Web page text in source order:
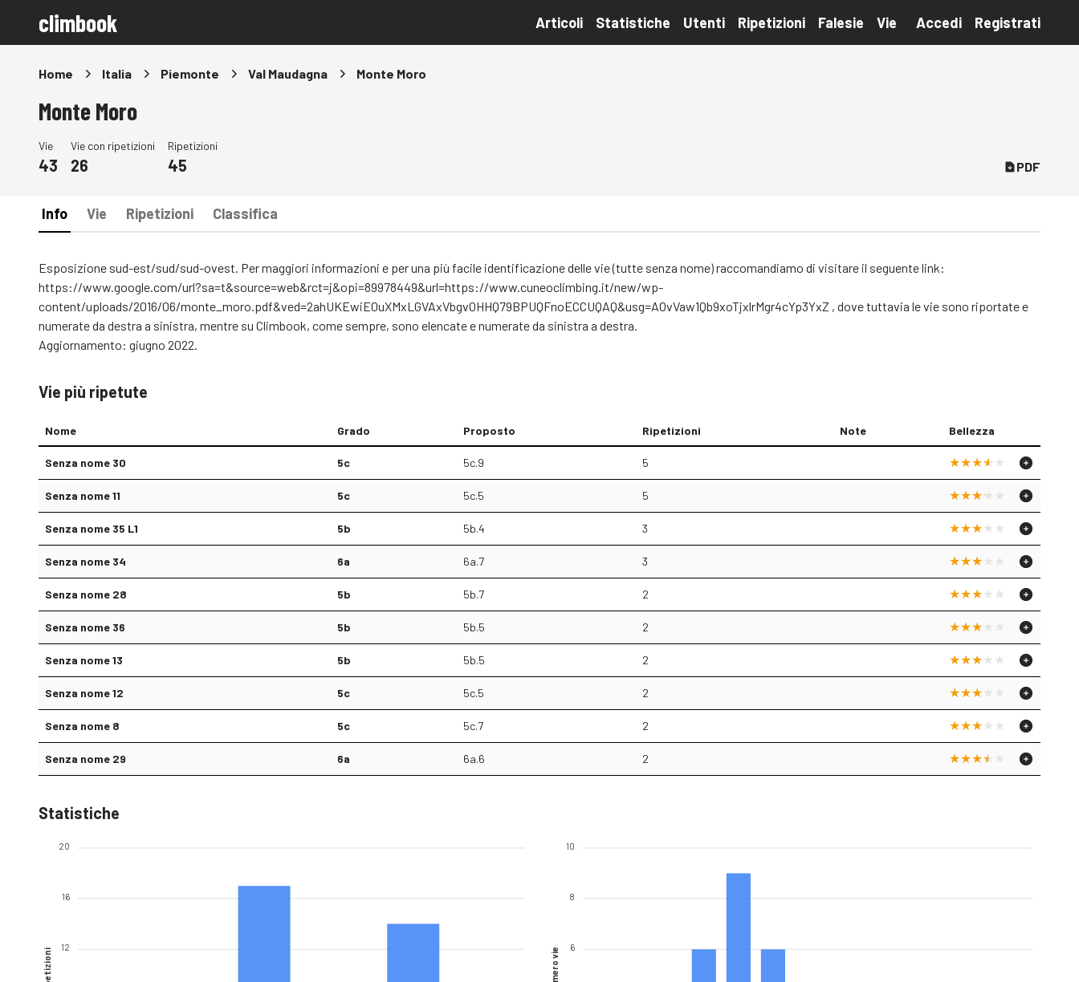
climbook Articoli Statistiche Utenti Ripetizioni Falesie Vie Accedi Registrati
Home Italia Piemonte Val Maudagna Monte Moro
Monte Moro
Vie
43
Vie con ripetizioni
26
Ripetizioni
45 PDF
Info Vie Ripetizioni Classifica
Esposizione sud-est/sud/sud-ovest. Per maggiori informazioni e per una più facile identificazione delle vie (tutte senza nome) raccomandiamo di visitare il seguente link:
https://www.google.com/url?sa=t&source=web&rct=j&opi=89978449&url=https://www.cuneoclimbing.it/new/wp-
content/uploads/2016/06/monte_moro.pdf&ved=2ahUKEwiE0uXMxLGVAxVbgv0HHQ79BPUQFnoECCUQAQ&usg=AOvVaw1Qb9xoTjxlrMgr4cYp3YxZ , dove tuttavia le vie sono riportate e
numerate da destra a sinistra, mentre su Climbook, come sempre, sono elencate e numerate da sinistra a destra.
Aggiornamento: giugno 2022.
Vie più ripetute
Nome Grado Proposto Ripetizioni Note Bellezza
Senza nome 30 5c 5c.9 5
Senza nome 11 5c 5c.5 5
Senza nome 35 L1 5b 5b.4 3
Senza nome 34 6a 6a.7 3
Senza nome 28 5b 5b.7 2
Senza nome 36 5b 5b.5 2
Senza nome 13 5b 5b.5 2
Senza nome 12 5c 5c.5 2
Senza nome 8 5c 5c.7 2
Senza nome 29 6a 6a.6 2
Statistiche
20
16
12
Ripetizioni
10
8
6
Numero vie